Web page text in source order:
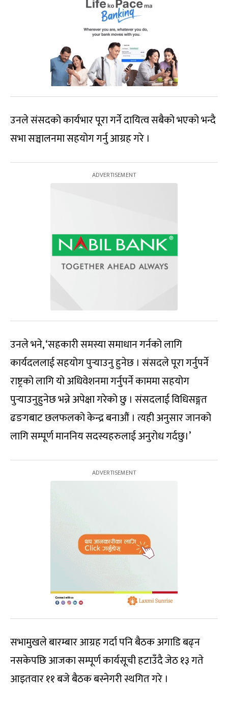
उनले संसदको कार्यभार पूरा गर्ने दायित्व सबैको भएको भन्दै
सभा सञ्चालनमा सहयोग गर्नु आग्रह गरे ।
उनले भने, ‘सहकारी समस्या समाधान गर्नको लागि
कार्यदललाई सहयोग पुर्‍याउनु हुनेछ । संसदले पूरा गर्नुपर्ने
राष्ट्रको लागि यो अधिवेशनमा गर्नुपर्ने काममा सहयोग
पुर्‍याउनुहुनेछ भन्ने अपेक्षा गरेको छु । संसदलाई विधिसङ्गत
ढङगबाट छलफलको केन्द्र बनाऔं । त्यही अनुसार जानको
लागि सम्पूर्ण माननिय सदस्यहरुलाई अनुरोध गर्दछु।’
सभामुखले बारम्बार आग्रह गर्दा पनि बैठक अगाडि बढ्न
नसकेपछि आजका सम्पूर्ण कार्यसूची हटाउँदै जेठ १३ गते
आइतवार ११ बजे बैठक बस्नेगरी स्थगित गरे ।